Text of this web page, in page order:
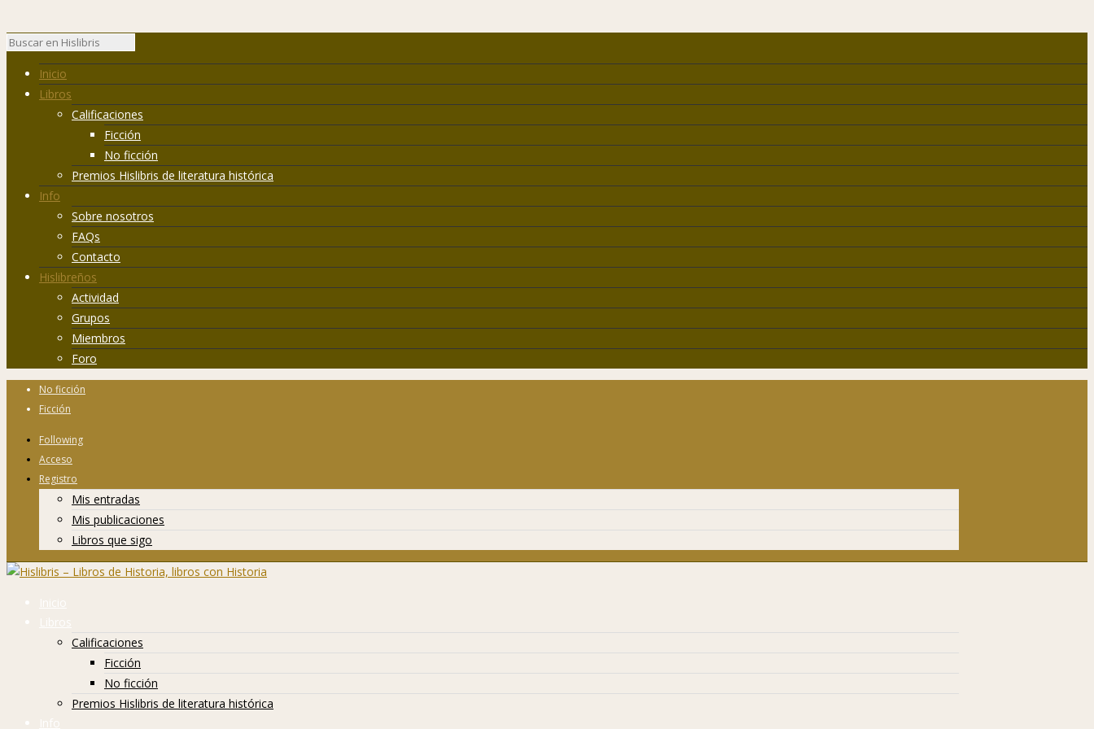
Inicio
Libros
Calificaciones
Ficción
No ficción
Premios Hislibris de literatura histórica
Info
Sobre nosotros
FAQs
Contacto
Hislibreños
Actividad
Grupos
Miembros
Foro
No ficción
Ficción
Following
Acceso
Registro
Mis entradas
Mis publicaciones
Libros que sigo
Inicio
Libros
Calificaciones
Ficción
No ficción
Premios Hislibris de literatura histórica
Info